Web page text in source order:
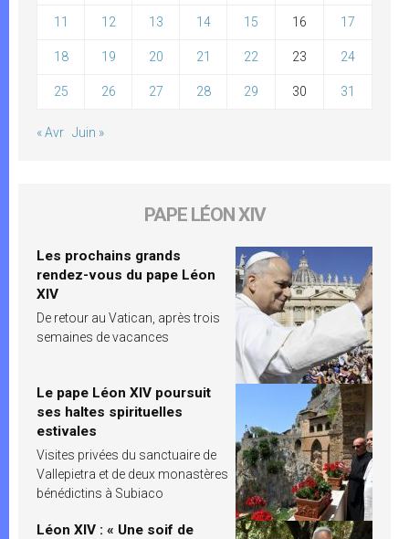
11 12 13 14 15 16 17
18 19 20 21 22 23 24
25 26 27 28 29 30 31
« Avr Juin »
PAPE LÉON XIV
Les prochains grands
rendez-vous du pape Léon
XIV
De retour au Vatican, après trois
semaines de vacances
Le pape Léon XIV poursuit
ses haltes spirituelles
estivales
Visites privées du sanctuaire de
Vallepietra et de deux monastères
bénédictins à Subiaco
Léon XIV : « Une soif de